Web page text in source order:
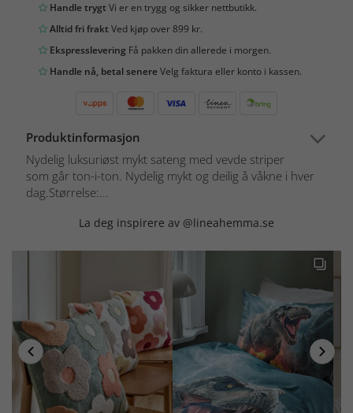
Handle trygtVi er en trygg og sikker nettbutikk.
Alltid fri fraktVed kjøp over 899 kr.
Ekspresslevering Få pakken din allerede i morgen.
Handle nå, betal senereVelg faktura eller konto i kassen.
Produktinformasjon
Nydelig luksuriøst mykt sateng med vevde striper
som går ton-i-ton. Nydelig mykt og deilig å våkne i hver
dag.Størrelse:...
La deg inspirere av @lineahemma.se